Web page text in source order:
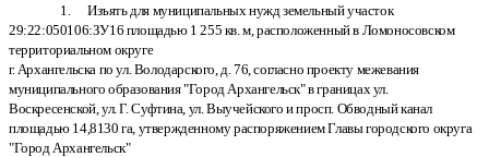
1. Изъять для муниципальных нужд земельный участок
29:22:050106:ЗУ16 площадью 1 255 кв. м, расположенный в Ломоносовском
территориальном округе
г. Архангельска по ул. Володарского, д. 76, согласно проекту межевания
муниципального образования "Город Архангельск" в границах ул.
Воскресенской, ул. Г. Суфтина, ул. Выучейского и просп. Обводный канал
площадью 14,8130 га, утвержденному распоряжением Главы городского округа
"Город Архангельск"